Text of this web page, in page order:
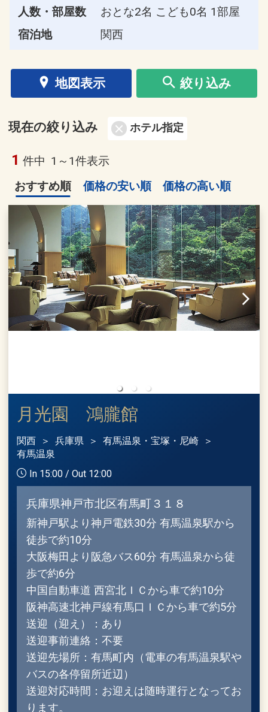
人数・部屋数
おとな2名 こども0名 1部屋
宿泊地
関西
地図表示 絞り込み
現在の絞り込み ホテル指定
1 件中 1～1件表示
おすすめ順
価格の安い順 価格の高い順
月光園 鴻朧館
関西 兵庫県
有馬温泉・宝塚・尼崎
有馬温泉
In 15:00 / Out 12:00
兵庫県神戸市北区有馬町３１８
新神戸駅より神戸電鉄30分 有馬温泉駅から
徒歩で約10分
大阪梅田より阪急バス60分 有馬温泉から徒
歩で約6分
中国自動車道 西宮北ＩＣから車で約10分
阪神高速北神戸線有馬口ＩＣから車で約5分
送迎（迎え）：あり
送迎事前連絡：不要
送迎先場所：有馬町内（電車の有馬温泉駅や
バスの各停留所近辺）
送迎対応時間：お迎えは随時運行となってお
ります。